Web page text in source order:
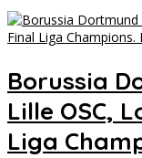
Borussia
Lille OSC,
Liga